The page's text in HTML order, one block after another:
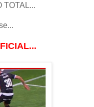
TOTAL...